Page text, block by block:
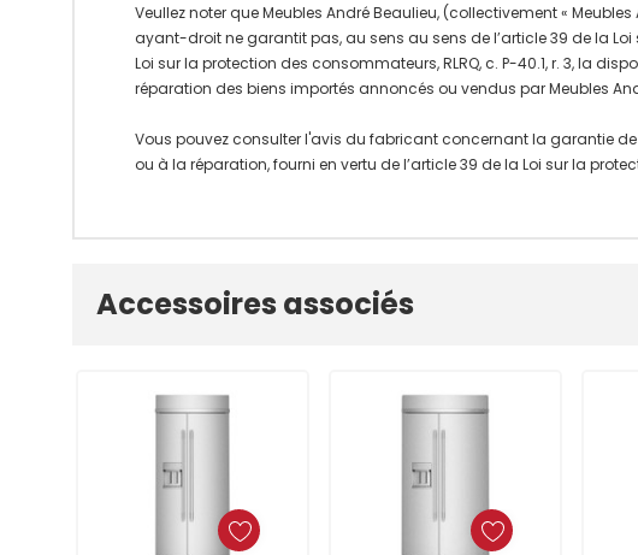
Veullez noter que Meubles André Beaulieu, (collectivement «
ayant-droit ne garantit pas, au sens au sens de l’article 39 de la
Loi sur la protection des consommateurs, RLRQ, c. P-40.1, r. 3, la
réparation des biens importés annoncés ou vendus par Meubles
Vous pouvez consulter l'avis du fabricant concernant la garantie
ou à la réparation, fourni en vertu de l’article 39 de la Loi sur la
personnalisé
Accessoires associés